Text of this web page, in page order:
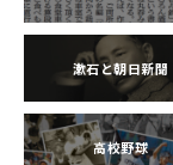
漱石と朝日新聞
高校野球